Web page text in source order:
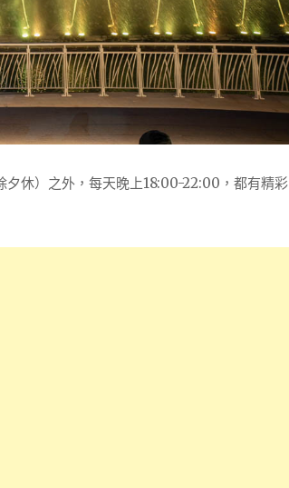
夕休）之外，每天晚上18:00-22:00，都有精彩